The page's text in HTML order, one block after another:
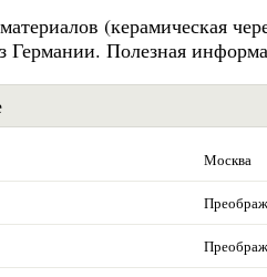
(керамическая
Германии. Полезная
Москва